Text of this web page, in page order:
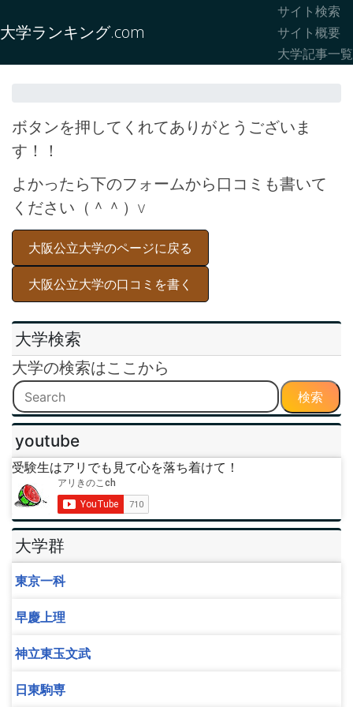
大学ランキング.com
サイト検索
サイト概要
大学記事一覧
ボタンを押してくれてありがとうございま
す！！
よかったら下のフォームから口コミも書いて
ください（＾＾）v
大阪公立大学のページに戻る
大阪公立大学の口コミを書く
大学検索
大学の検索はここから
検索
youtube
受験生はアリでも見て心を落ち着けて！
大学群
東京一科
早慶上理
神立東玉文武
日東駒専